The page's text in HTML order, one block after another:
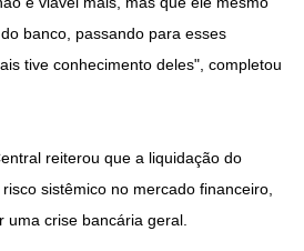
banco, passando para esses
tive conhecimento deles", completou
reiterou que a liquidação do
sistêmico no mercado financeiro,
uma crise bancária geral.